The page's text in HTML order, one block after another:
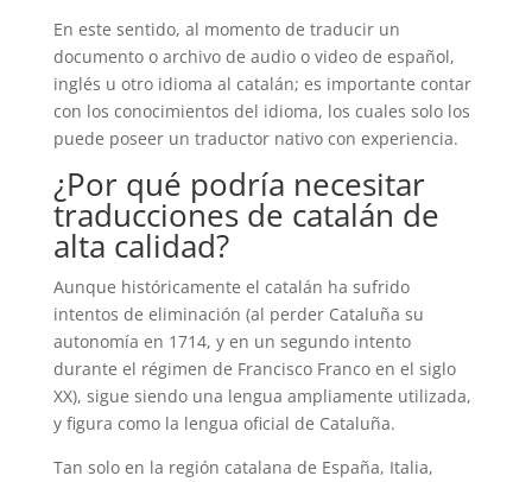
En este sentido, al momento de traducir un
documento o archivo de audio o video de español,
inglés u otro idioma al catalán; es importante contar
con los conocimientos del idioma, los cuales solo los
puede poseer un traductor nativo con experiencia.
¿Por qué podría necesitar
traducciones de catalán de
alta calidad?
Aunque históricamente el catalán ha sufrido
intentos de eliminación (al perder Cataluña su
autonomía en 1714, y en un segundo intento
durante el régimen de Francisco Franco en el siglo
XX), sigue siendo una lengua ampliamente utilizada,
y figura como la lengua oficial de Cataluña.
Tan solo en la región catalana de España, Italia,